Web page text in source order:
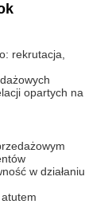
rekrutacja,
opartych na
w działaniu